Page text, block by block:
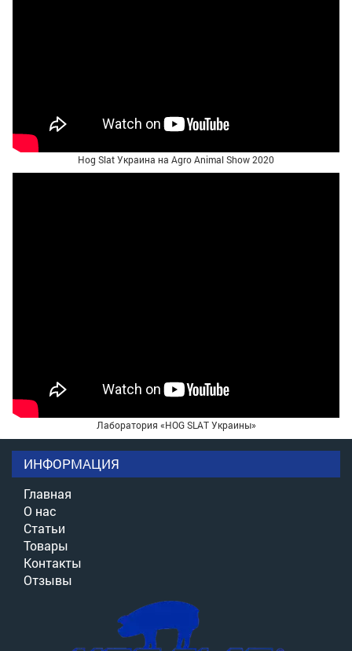
Hog Slat Украина на Agro Animal Show 2020
Лаборатория «HOG SLAT Украины»
ИНФОРМАЦИЯ
Главная
О нас
Статьи
Товары
Контакты
Отзывы